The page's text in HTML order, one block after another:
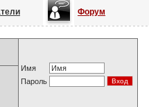
Форум
Имя
Пароль